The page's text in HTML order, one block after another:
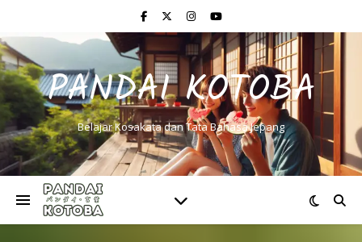
PANDAI KOTOBA
Belajar Kosakata dan Tata Bahasa Jepang